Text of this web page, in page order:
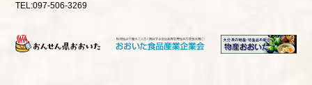
TEL:097-506-3269